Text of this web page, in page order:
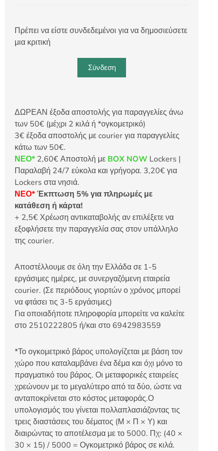
Πρέπει να είστε συνδεδεμένοι για να δημοσιεύσετε
μια κριτική
Σύνδεση
ΔΩΡΕΑΝ έξοδα αποστολής για παραγγελίες άνω
των 50€ (μέχρι 2 κιλά ή *ογκομετρικό)
3€ έξοδα αποστολής με courier για παραγγελίες
κάτω των 50€.
ΝΕΟ* 2,60€ Αποστολή με BOX NOW Lockers |
Παραλαβή 24/7 εύκολα και γρήγορα. 3,20€ για
Lockers στα νησιά.
ΝΕΟ*Έκπτωση 5% για πληρωμές με
κατάθεση ή κάρτα!
+ 2,5€ Χρέωση αντικαταβολής αν επιλέξετε να
εξοφλήσετε την παραγγελία σας στον υπάλληλο
της courier.
Αποστέλλουμε σε όλη την Ελλάδα σε 1-5
εργάσιμες ημέρες, με συνεργαζόμενη εταιρεία
courier. (Σε περιόδους γιορτών ο χρόνος μπορεί
να φτάσει τις 3-5 εργάσιμες)
Για οποιαδήποτε πληροφορία μπορείτε να καλείτε
στο 2510222805 ή/και στο 6942983559
*Το ογκομετρικό βάρος υπολογίζεται με βάση τον
χώρο που καταλαμβάνει ένα δέμα και όχι μόνο το
πραγματικό του βάρος. Οι μεταφορικές εταιρείες
χρεώνουν με το μεγαλύτερο από τα δύο, ώστε να
ανταποκρίνεται στο κόστος μεταφοράς.Ο
υπολογισμός του γίνεται πολλαπλασιάζοντας τις
τρεις διαστάσεις του δέματος (Μ × Π × Υ) και
διαιρώντας το αποτέλεσμα με το 5000. Πχ: (40 ×
30 × 15) / 5000 = Ογκομετρικό βάρος σε κιλά.